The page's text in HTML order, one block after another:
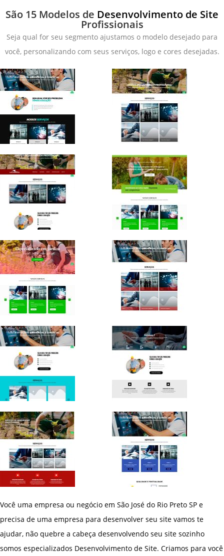
São 15 Modelos de Desenvolvimento de Site
Profissionais
Seja qual for seu segmento ajustamos o modelo desejado para
você, personalizando com seus serviços, logo e cores desejadas.
Você uma empresa ou negócio em São José do Rio Preto SP e
precisa de uma empresa para desenvolver seu site vamos te
ajudar, não quebre a cabeça desenvolvendo seu site sozinho
somos especializados Desenvolvimento de Site. Criamos para você